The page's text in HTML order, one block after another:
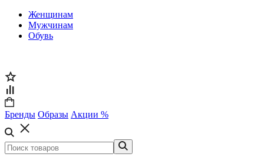
Женщинам
Мужчинам
Обувь
Бренды Образы Акции %